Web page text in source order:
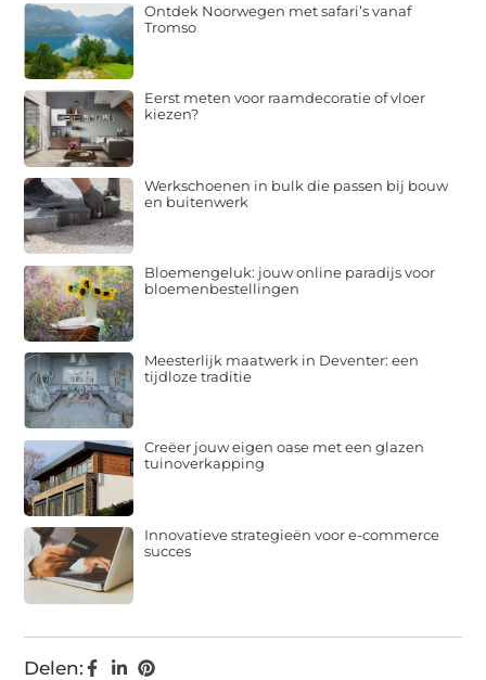
Delen:
Ontdek Noorwegen met safari’s vanaf
Tromso
Eerst meten voor raamdecoratie of vloer
kiezen?
Werkschoenen in bulk die passen bij bouw
en buitenwerk
Bloemengeluk: jouw online paradijs voor
bloemenbestellingen
Meesterlijk maatwerk in Deventer: een
tijdloze traditie
Creëer jouw eigen oase met een glazen
tuinoverkapping
Innovatieve strategieën voor e-commerce
succes